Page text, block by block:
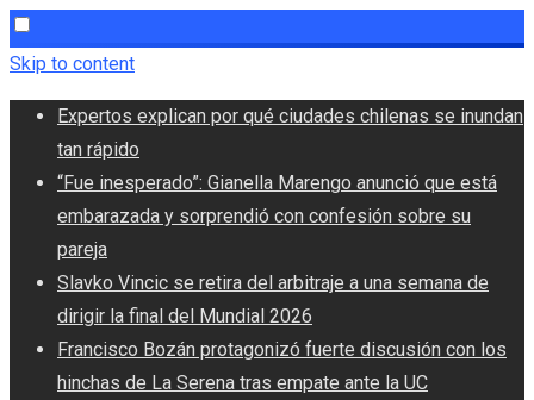
Skip to content
Expertos explican por qué ciudades chilenas se inundan
tan rápido
“Fue inesperado”: Gianella Marengo anunció que está
embarazada y sorprendió con confesión sobre su
pareja
Slavko Vincic se retira del arbitraje a una semana de
dirigir la final del Mundial 2026
Francisco Bozán protagonizó fuerte discusión con los
hinchas de La Serena tras empate ante la UC